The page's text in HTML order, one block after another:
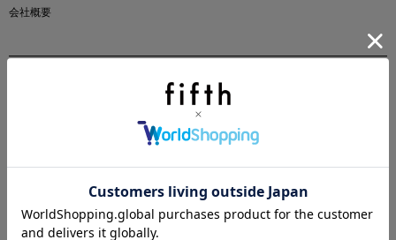
真夏のオフィスカジュアル
夏の即戦力ワンピ
会社概要